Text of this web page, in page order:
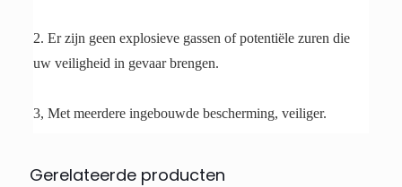
2. Er zijn geen explosieve gassen of potentiële zuren die
uw veiligheid in gevaar brengen.
3, Met meerdere ingebouwde bescherming, veiliger.
Gerelateerde producten